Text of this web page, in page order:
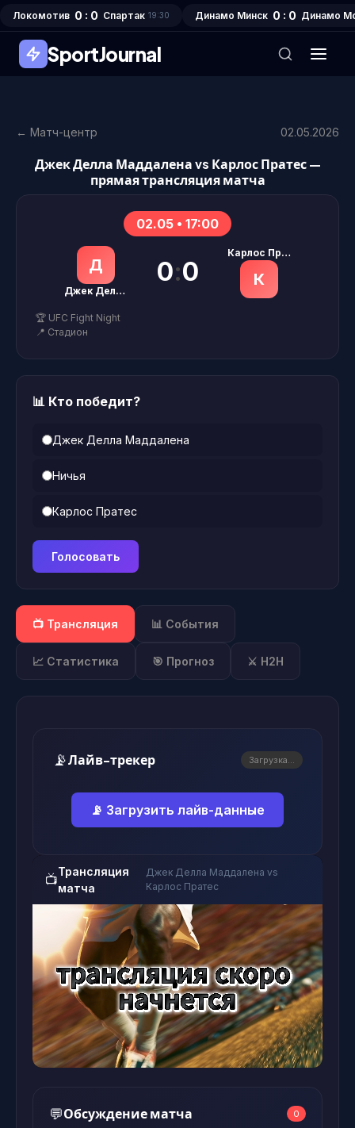
Локомотив 0 : 0 Спартак 19:30 Динамо Минск 0 : 0 Динамо
SportJournal
← Матч-центр 02.05.2026
Джек Делла Маддалена vs Карлос Пратес —
прямая трансляция матча
02.05 • 17:00
Д
Джек Делла Маддалена
0:0
Карлос Пратес
К
🏆 UFC Fight Night
📍 Стадион
📊 Кто победит?
Джек Делла Маддалена
Ничья
Карлос Пратес
Голосовать
📺 Трансляция 📊 События
📈 Статистика 🎯 Прогноз ⚔️ H2H
📡Лайв-трекер Загрузка...
📡 Загрузить лайв-данные
📺
Трансляция
матча
Джек Делла Маддалена vs
Карлос Пратес
💬Обсуждение матча 0